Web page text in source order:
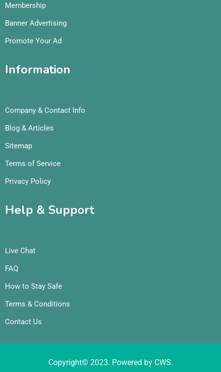
Membership
Banner Advertising
Promote Your Ad
Information
Company & Contact Info
Blog & Articles
Sitemap
Terms of Service
Privacy Policy
Help & Support
Live Chat
FAQ
How to Stay Safe
Terms & Conditions
Contact Us
Copyright© 2023. Powered by CWS.